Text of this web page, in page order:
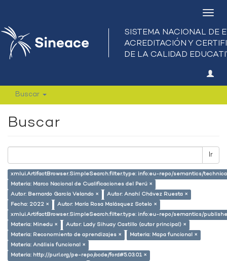
Buscar
Buscar
Ir
xmlui.ArtifactBrowser.SimpleSearch.filter.type: info:eu-repo/semantics/
Materia: Marco Nacional de Cualificaciones del Perú ×
Autor: Bernardo García Velando ×
Autor: Anahí Chávez Ruesta ×
Fecha: 2022 ×
Autor: María Rosa Malásquez Sotelo ×
xmlui.ArtifactBrowser.SimpleSearch.filter.type: info:eu-repo/semantics/
Materia: Minedu ×
Autor: Lady Sihuay Castillo (autor principal) ×
Materia: Reconomiento de aprendizajes ×
Materia: Mapa funcional ×
Materia: Análisis funcional ×
Materia: http://purl.org/pe-repo/ocde/ford#5.03.01 ×